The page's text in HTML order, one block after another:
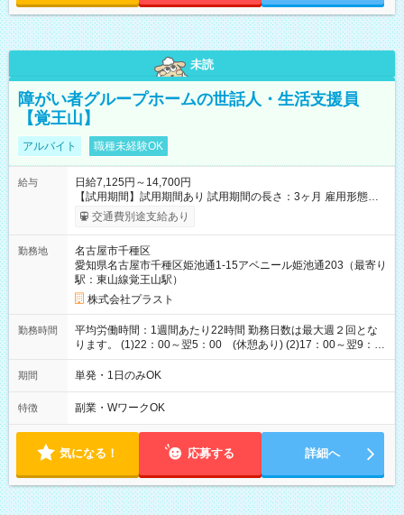
未読
障がい者グループホームの世話人・生活支援員
【覚王山】
アルバイト 職種未経験OK
給与
日給7,125円～14,700円
【試用期間】試用期間あり 試用期間の長さ：3ヶ月 雇用形態、
給与は本採用時と同じです。
交通費別途支給あり
勤務地
名古屋市千種区
愛知県名古屋市千種区姫池通1-15アベニール姫池通203（最寄り
駅：東山線覚王山駅）
株式会社プラスト
勤務時間
平均労働時間：1週間あたり22時間 勤務日数は最大週２回とな
ります。 (1)22：00～翌5：00 (休憩あり) (2)17：00～翌9：
00 (休憩あり) ３６協定提出済 平均労働時間：1週間あたり22
時間 勤務日数は最大週２回となります。 (1)22：00～翌5：00
期間 単発・1日のみOK
特徴 副業・WワークOK
気になる！ 応募する 詳細へ